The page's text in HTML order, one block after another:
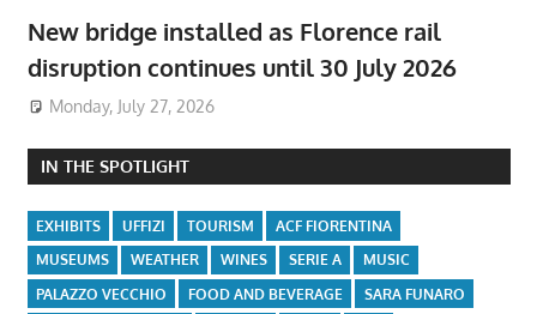
New bridge installed as Florence rail
disruption continues until 30 July 2026
Monday, July 27, 2026
IN THE SPOTLIGHT
EXHIBITS UFFIZI TOURISM
ACF FIORENTINA
MUSEUMS
WEATHER WINES SERIE A
MUSIC
PALAZZO VECCHIO
FOOD AND BEVERAGE
SARA FUNARO